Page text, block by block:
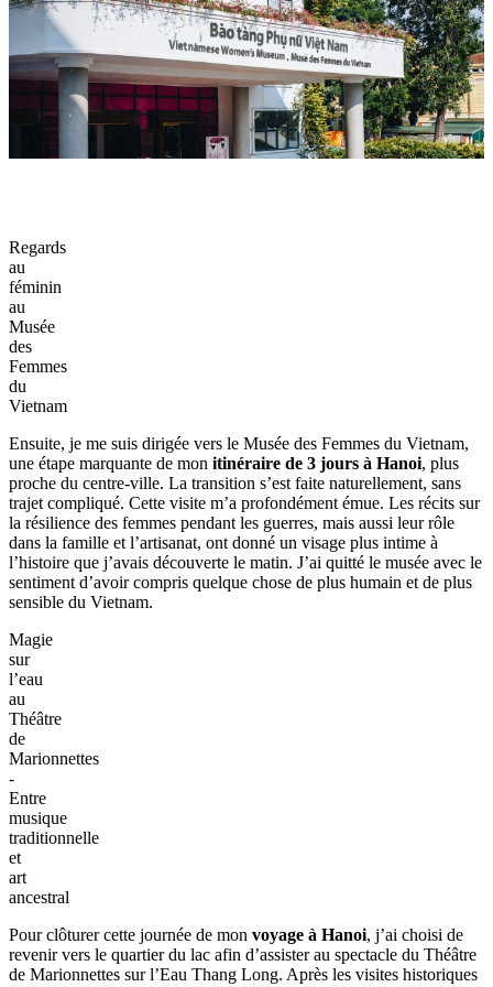
Dans la continuité de mes3 jours à Hanoi,‎ j’ai choisi de consacrer
l’après-midi à une facette plus intellectuelle de la ville en me rendant
auTemple de la Littérature,‎ situé à quelques minutes du complexe
de Ba Dinh. Le contraste a été saisissant. Après la solennité politique
du matin,‎ je suis entrée dans un espace beaucoup plus calme,‎
presque hors du temps. En traversant les cours ombragées et les
jardins soigneusement entretenus,‎ j’ai ressenti un véritable
Regards
au
féminin
Musée
des
Femmes
du
Vietnam
Ensuite, je me suis dirigée vers le Musée des Femmes du Vietnam,
une étape marquante de mon
proche du centre-ville. La transition s’est faite naturellement, sans
trajet compliqué. Cette visite m’a profondément émue. Les récits sur
la résilience des femmes pendant les guerres, mais aussi leur rôle
dans la famille et l’artisanat, ont donné un visage plus intime à
l’histoire que j’avais découverte le matin. J’ai quitté le musée avec le
sentiment d’avoir compris quelque chose de plus humain et de plus
Magie
sur